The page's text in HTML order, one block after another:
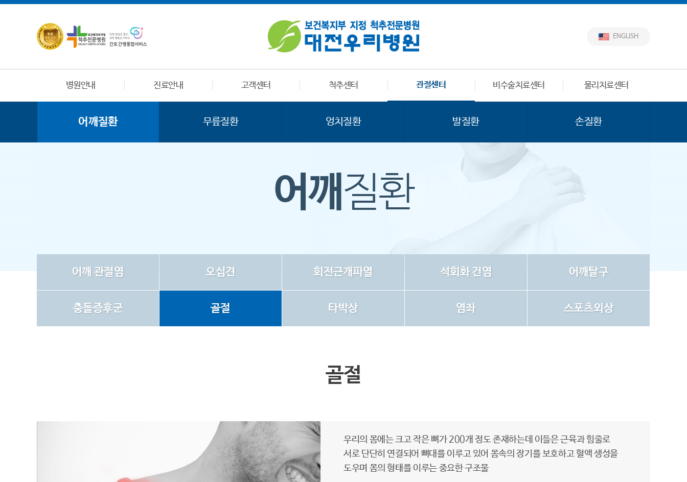
ENGLISH
병원안내 진료안내 고객센터 척추센터 관절센터 비수술치료센터 물리치료센터
어깨질환 무릎질환 엉치질환 발질환 손질환
어깨질환
어깨 관절염 오십견 회전근개파열 석회화 건염 어깨탈구
충돌증후군 골절 타박상 염좌 스포츠외상
골절
우리의 몸에는 크고 작은 뼈가 200개 정도 존재하는데 이들은 근육과 힘줄로
서로 단단히 연결되어 뼈대를 이루고 있어 몸속의 장기를 보호하고 혈액 생성을
도우며 몸의 형태를 이루는 중요한 구조물